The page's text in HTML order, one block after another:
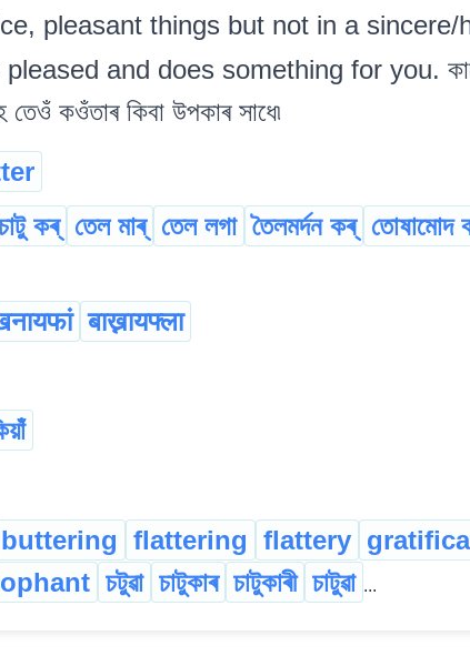
pleasant things but not in a sincere/
and does something for you.
তেওঁ কওঁতাৰ কিবা উপকাৰ সাধে৷
কৰ্ তেল মাৰ্ তেল লগা তৈলমৰ্দন কৰ্ তোষামোদ
बाख्नायफ्ला
buttering flattering flattery
চটুৱা চাটুকাৰ চাটুকাৰী চাটুৱা ...